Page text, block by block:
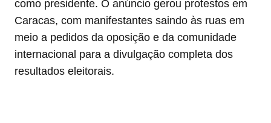
como presidente. O anúncio gerou protestos em
Caracas, com manifestantes saindo às ruas em
meio a pedidos da oposição e da comunidade
internacional para a divulgação completa dos
resultados eleitorais.